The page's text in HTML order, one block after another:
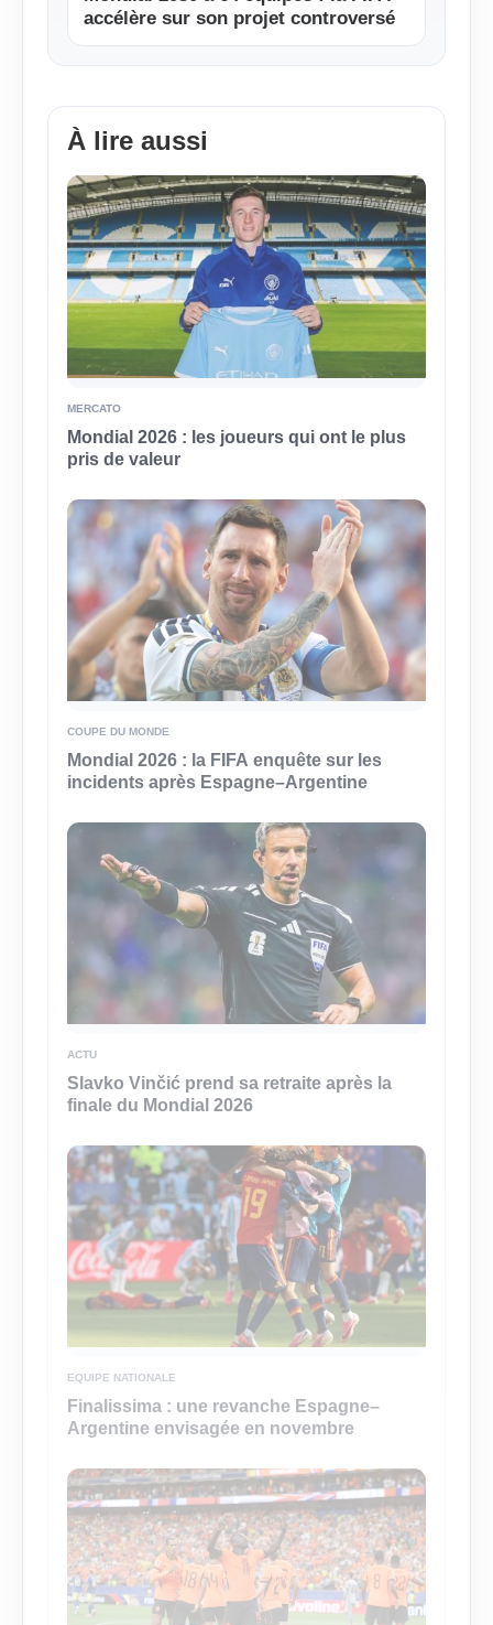
accélère sur son projet controversé
À lire aussi
MERCATO
Mondial 2026 : les joueurs qui ont le plus
pris de valeur
COUPE DU MONDE
Mondial 2026 : la FIFA enquête sur les
incidents après Espagne–Argentine
ACTU
Slavko Vinčić prend sa retraite après la
finale du Mondial 2026
EQUIPE NATIONALE
Finalissima : une revanche Espagne–
Argentine envisagée en novembre